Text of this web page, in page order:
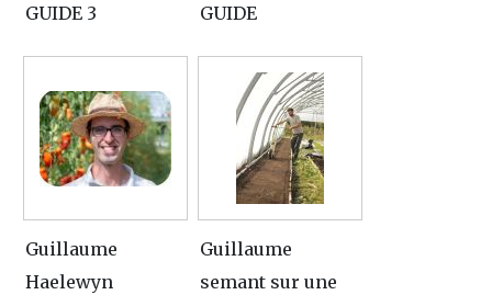
GUIDE 3 GUIDE
Guillaume
Haelewyn
Guillaume
semant sur une